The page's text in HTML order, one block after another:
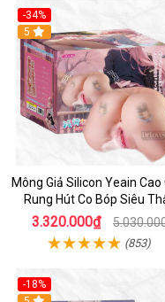
-34%
Hot
5
Mông Giả Silicon Yeain Cao
Rung Hút Co Bóp Siêu
3.320.000₫
(853)
-18%